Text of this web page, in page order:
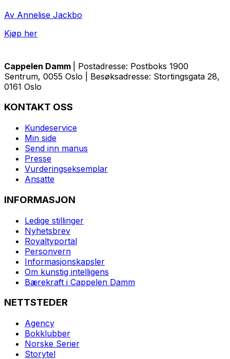
Av Annelise Jackbo
Kjøp her
Cappelen Damm
| Postadresse: Postboks 1900
Sentrum, 0055 Oslo | Besøksadresse: Stortingsgata 28,
0161 Oslo
KONTAKT OSS
Kundeservice
Min side
Send inn manus
Presse
Vurderingseksemplar
Ansatte
INFORMASJON
Ledige stillinger
Nyhetsbrev
Royaltyportal
Personvern
Informasjonskapsler
Om kunstig intelligens
Bærekraft i Cappelen Damm
NETTSTEDER
Agency
Bokklubber
Norske Serier
Storytel